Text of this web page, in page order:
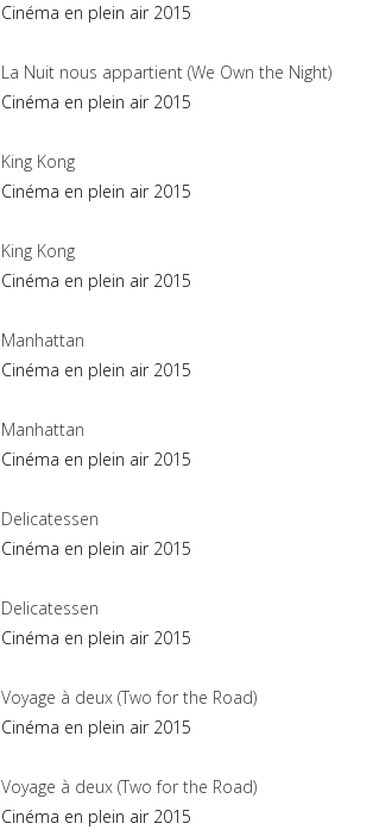
Cinéma en plein air 2015
La Nuit nous appartient (We Own the Night)
Cinéma en plein air 2015
King Kong
Cinéma en plein air 2015
King Kong
Cinéma en plein air 2015
Manhattan
Cinéma en plein air 2015
Manhattan
Cinéma en plein air 2015
Delicatessen
Cinéma en plein air 2015
Delicatessen
Cinéma en plein air 2015
Voyage à deux (Two for the Road)
Cinéma en plein air 2015
Voyage à deux (Two for the Road)
Cinéma en plein air 2015